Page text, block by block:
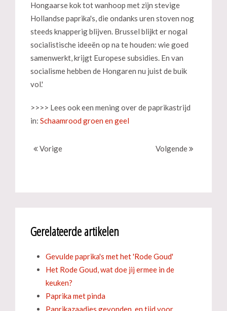
Hongaarse kok tot wanhoop met zijn stevige
Hollandse paprika's, die ondanks uren stoven nog
steeds knapperig blijven. Brussel blijkt er nogal
socialistische ideeën op na te houden: wie goed
samenwerkt, krijgt Europese subsidies. En van
socialisme hebben de Hongaren nu juist de buik
vol.'
>>>> Lees ook een mening over de paprikastrijd
in: Schaamrood groen en geel
Vorige Volgende
Gerelateerde artikelen
Gevulde paprika's met het 'Rode Goud'
Het Rode Goud, wat doe jij ermee in de
keuken?
Paprika met pinda
Paprikazaadjes gevonden, en tijd voor